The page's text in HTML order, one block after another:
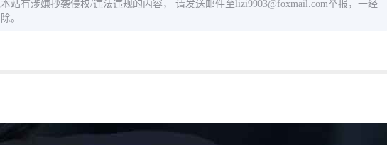
站有涉嫌抄袭侵权/违法违规的内容， 请发送邮件至lizi9903@foxmail.com举报，一经
。